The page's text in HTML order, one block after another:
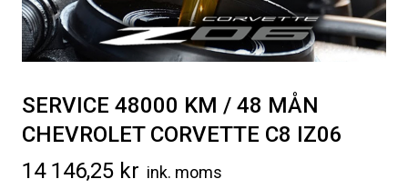
5 665kr
Välj alternativ
4 698kr
Lägg i varukorg
SERVICE 48000 KM / 48 MÅN
CHEVROLET CORVETTE C8 IZ06
14 146,25 kr ink. moms